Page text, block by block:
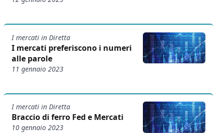
I mercati in Diretta
I mercati preferiscono i numeri
alle parole
11 gennaio 2023
I mercati in Diretta
Braccio di ferro Fed e Mercati
10 gennaio 2023